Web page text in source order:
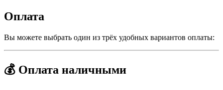
Оплата
Вы можете выбрать один из трёх удобных вариантов оплаты:
💰 Оплата наличными